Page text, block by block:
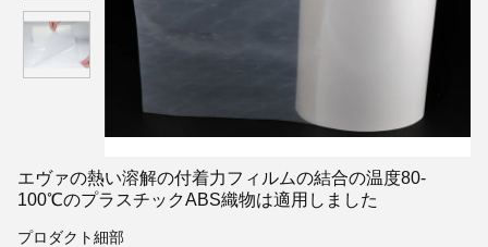
エヴァの熱い溶解の付着力フィルムの結合の温度80-
100℃のプラスチックABS織物は適用しました
プロダクト細部